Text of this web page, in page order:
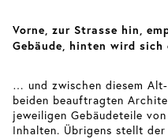
Vorne, zur Strasse hin,
Gebäude, hinten wird
… und zwischen diesem
beiden beauftragten
jeweiligen Gebäudeteile
Inhalten. Übrigens stellt